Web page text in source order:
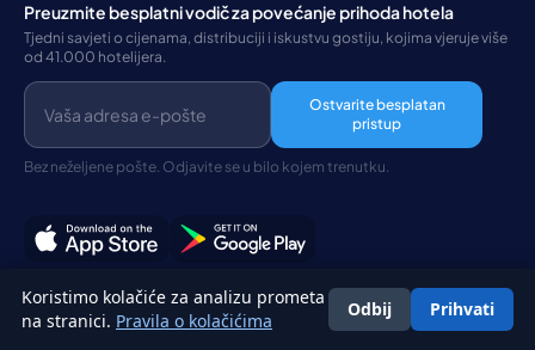
Preuzmite besplatni vodič za povećanje prihoda hotela
Tjedni savjeti o cijenama, distribuciji i iskustvu gostiju, kojima vjeruje više
od 41.000 hotelijera.
Ostvarite besplatan
pristup
Bez neželjene pošte. Odjavite se u bilo kojem trenutku.
Koristimo kolačiće za analizu prometa
na stranici. Pravila o kolačićima
Odbij Prihvati
Hrvatski